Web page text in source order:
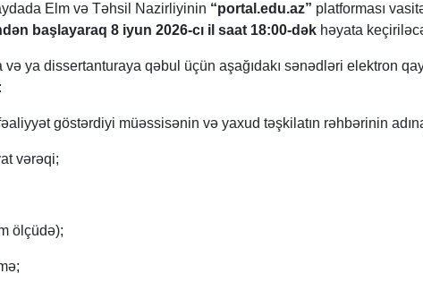
Elm və Təhsil Nazirliyinin “portal.edu.az” platforması
başlayaraq 8 iyun 2026-cı il saat 18:00-dək həyata
ya dissertanturaya qəbul üçün aşağıdakı sənədləri elektron
göstərdiyi müəssisənin və yaxud təşkilatın rəhbərinin
vərəqi;
ölçüdə);